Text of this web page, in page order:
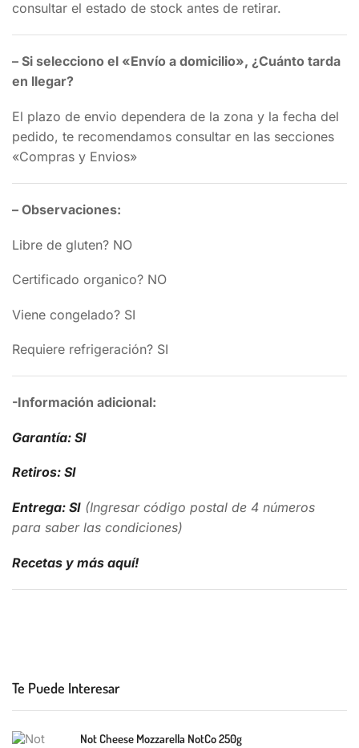
consultar el estado de stock antes de retirar.
– Si selecciono el «Envío a domicilio», ¿Cuánto tarda
en llegar?
El plazo de envio dependera de la zona y la fecha del
pedido, te recomendamos consultar en las secciones
«Compras y Envios»
– Observaciones:
Libre de gluten? NO
Certificado organico? NO
Viene congelado? SI
Requiere refrigeración? SI
-Información adicional:
Garantía: SI
Retiros: SI
Entrega: SI (Ingresar código postal de 4 números
para saber las condiciones)
Recetas y más aquí!
Te Puede Interesar
Not Cheese Mozzarella NotCo 250g